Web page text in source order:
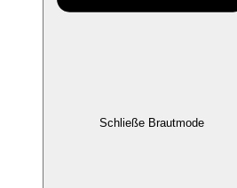
Schließe Brautmode